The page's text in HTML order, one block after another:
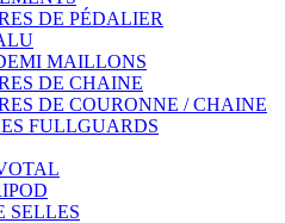
DE PÉDALIER
MAILLONS
DE CHAINE
DE COURONNE / CHAINE
FULLGUARDS
SELLES